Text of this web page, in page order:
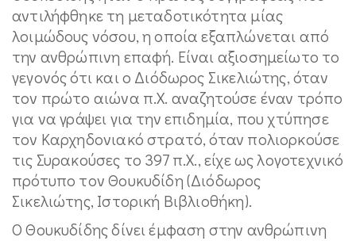
αντιλήφθηκε τη μεταδοτικότητα μίας
λοιμώδους νόσου, η οποία εξαπλώνεται από
την ανθρώπινη επαφή. Είναι αξιοσημείωτο το
γεγονός ότι και ο Διόδωρος Σικελιώτης, όταν
τον πρώτο αιώνα π.Χ. αναζητούσε έναν τρόπο
για να γράψει για την επιδημία, που χτύπησε
τον Καρχηδονιακό στρατό, όταν πολιορκούσε
τις Συρακούσες το 397 π.Χ., είχε ως λογοτεχνικό
πρότυπο τον Θουκυδίδη (Διόδωρος
Σικελιώτης, Ιστορική Βιβλιοθήκη).
Ο Θουκυδίδης δίνει έμφαση στην ανθρώπινη